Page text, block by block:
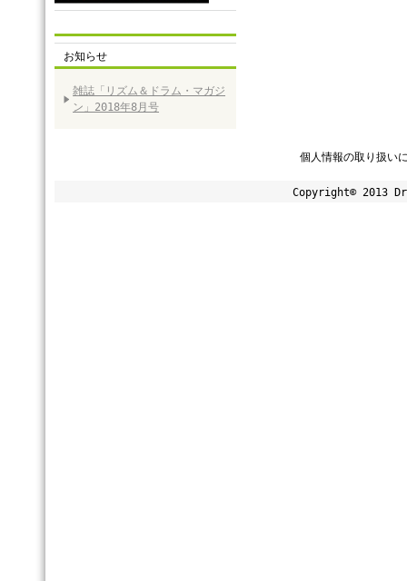
お知らせ
雑誌「リズム＆ドラム・マガジ
ン」2018年8月号
個人情報の取り扱い
Copyright© 2013